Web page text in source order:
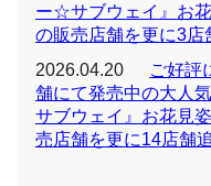
ー☆サブウェイ』お
の販売店舗を更に3店
2026.04.20
ご好評
舗にて発売中の大人
サブウェイ』お花見
売店舗を更に14店舗